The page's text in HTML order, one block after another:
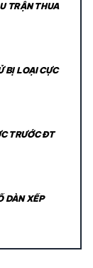
TRẬN THUA
BỊ LOẠI CỰC
TRƯỚC ĐT
DÀN XẾP